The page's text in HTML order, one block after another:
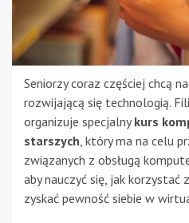
Seniorzy coraz częściej chcą
rozwijającą się technologią.
organizuje specjalnykurs
starszych, który ma na celu
związanych z obsługą
aby nauczyć się, jak korzystać
zyskać pewność siebie w